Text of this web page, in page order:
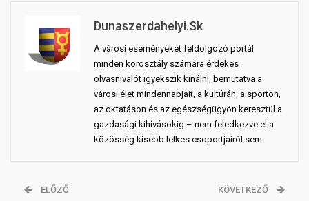
Dunaszerdahelyi.sk
A városi eseményeket feldolgozó portál
minden korosztály számára érdekes
olvasnivalót igyekszik kínálni, bemutatva a
városi élet mindennapjait, a kultúrán, a sporton,
az oktatáson és az egészségügyön keresztül a
gazdasági kihívásokig – nem feledkezve el a
közösség kisebb lelkes csoportjairól sem.
ELŐZŐ KÖVETKEZŐ